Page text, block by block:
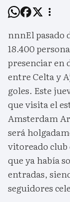
nnnEl pasado
18.400
presenciar en
entre Celta y
goles. Este
que visita el
Amsterdam
será
vitoreado club
que ya había
entradas,
seguidores